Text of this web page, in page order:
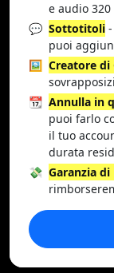
e audio
💬 Sottotitoli
puoi
🖼️ Creatore di
📆 Annulla in
puoi farlo
il tuo
durata
💸 Garanzia